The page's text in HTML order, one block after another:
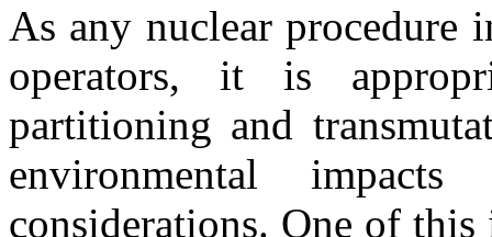
As any nuclear procedure
operators, it is
partitioning and
environmental
considerations. One of